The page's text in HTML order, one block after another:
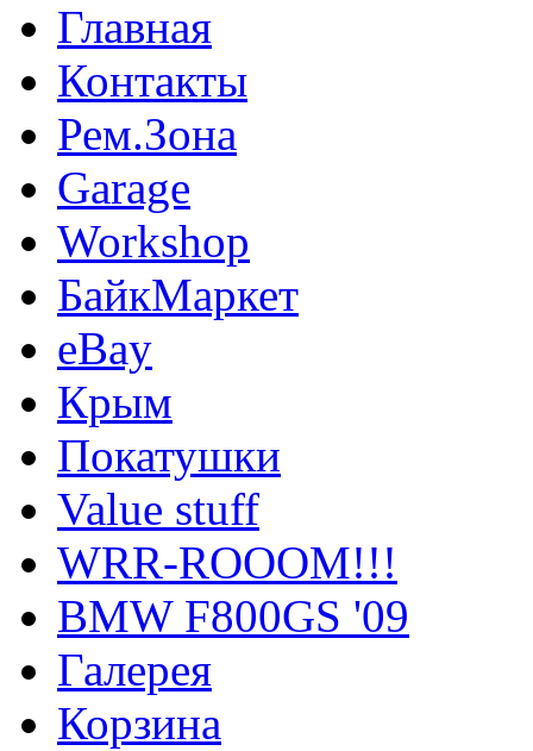
Главная
Контакты
Рем.Зона
Garage
Workshop
БайкМаркет
eBay
Крым
Покатушки
Value stuff
WRR-ROOOM!!!
BMW F800GS '09
Галерея
Корзина